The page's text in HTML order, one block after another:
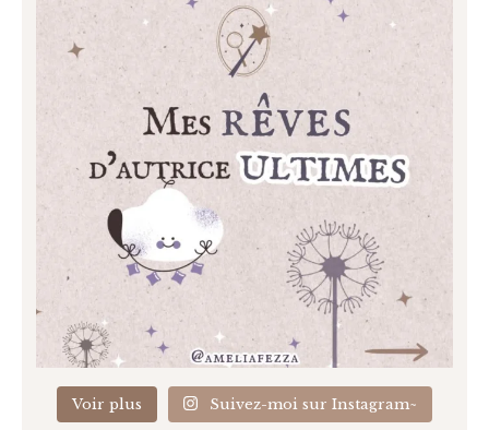
Voir plus Suivez-moi sur Instagram~